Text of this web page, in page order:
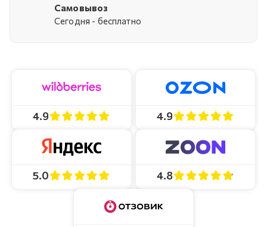
Самовывоз
Cегодня - бесплатно
4.9 4.9
5.0 4.8